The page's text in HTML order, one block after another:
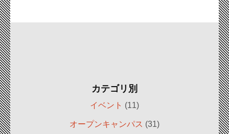
カテゴリ別
イベント (11)
オープンキャンパス (31)